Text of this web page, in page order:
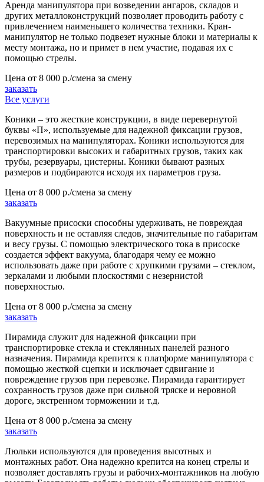
Аренда манипулятора при возведении ангаров, складов и
других металлоконструкций позволяет проводить работу с
привлечением наименьшего количества техники. Кран-
манипулятор не только подвезет нужные блоки и материалы к
месту монтажа, но и примет в нем участие, подавая их с
помощью стрелы.
Цена от 8 000 р./смена за смену
заказать
Все услуги
Коники – это жесткие конструкции, в виде перевернутой
буквы «П», используемые для надежной фиксации грузов,
перевозимых на манипуляторах. Коники используются для
транспортировки высоких и габаритных грузов, таких как
трубы, резервуары, цистерны. Коники бывают разных
размеров и подбираются исходя их параметров груза.
Цена от 8 000 р./смена за смену
заказать
Вакуумные присоски способны удерживать, не повреждая
поверхность и не оставляя следов, значительные по габаритам
и весу грузы. С помощью электрического тока в присоске
создается эффект вакуума, благодаря чему ее можно
использовать даже при работе с хрупкими грузами – стеклом,
зеркалами и любыми плоскостями с незернистой
поверхностью.
Цена от 8 000 р./смена за смену
заказать
Пирамида служит для надежной фиксации при
транспортировке стекла и стеклянных панелей разного
назначения. Пирамида крепится к платформе манипулятора с
помощью жесткой сцепки и исключает сдвигание и
повреждение грузов при перевозке. Пирамида гарантирует
сохранность грузов даже при сильной тряске и неровной
дороге, экстренном торможении и т.д.
Цена от 8 000 р./смена за смену
заказать
Люльки используются для проведения высотных и
монтажных работ. Она надежно крепится на конец стрелы и
позволяет доставлять грузы и рабочих-монтажников на любую